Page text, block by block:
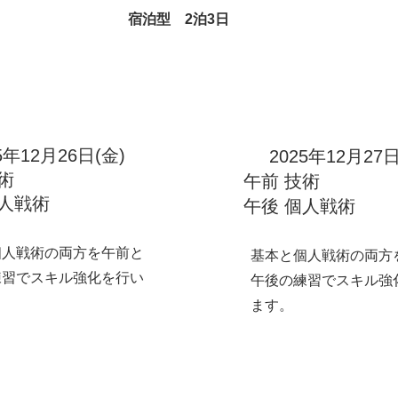
を中心に練習を行いま
宿泊型 2泊3日
12月26日(金)
戦術
戦術の両方を午前と
でスキル強化を行い
2025年12月27
​午前 技術
午後 個人戦術​
基本と個人戦術の両方
午後の練習でスキル強
ます。